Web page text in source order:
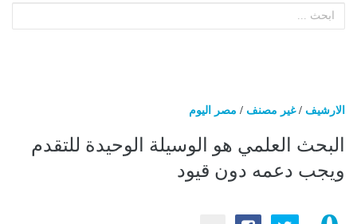
الارشيف /غير مصنف / مصر اليوم
البحث العلمي هو الوسيلة الوحيدة للتقدم
ويجب دعمه دون قيود